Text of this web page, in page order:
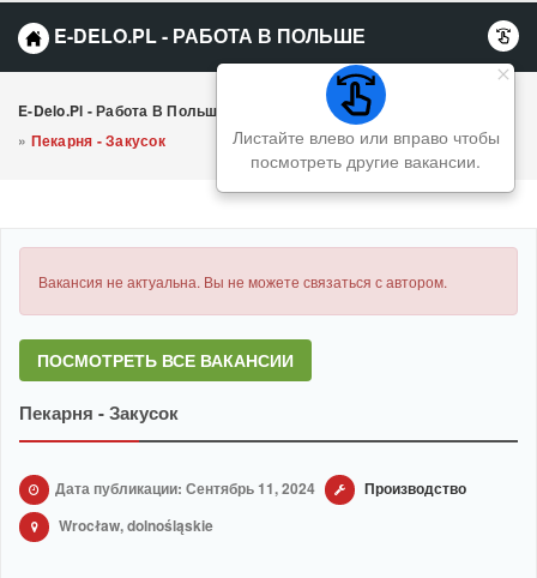
E-DELO.PL - РАБОТА В ПОЛЬШЕ
Листайте влево или вправо чтобы
посмотреть другие вакансии.
E-Delo.pl - Работа В Польше Вакансии
Производство
» Пекарня - Закусок
Вакансия не актуальна. Вы не можете связаться с автором.
ПОСМОТРЕТЬ ВСЕ ВАКАНСИИ
Пекарня - Закусок
Дата публикации: Сентябрь 11, 2024
Производство
Wrocław, dolnośląskie